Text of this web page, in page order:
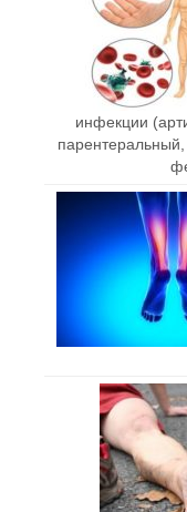
инфекции